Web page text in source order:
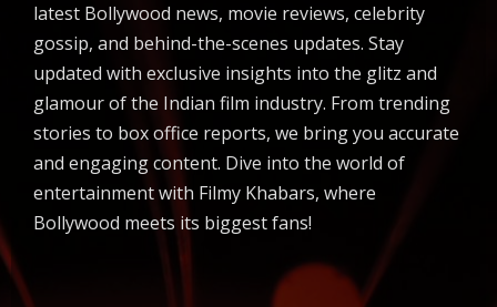
latest Bollywood news, movie reviews, celebrity
gossip, and behind-the-scenes updates. Stay
updated with exclusive insights into the glitz and
glamour of the Indian film industry. From trending
stories to box office reports, we bring you accurate
and engaging content. Dive into the world of
entertainment with Filmy Khabars, where
Bollywood meets its biggest fans!